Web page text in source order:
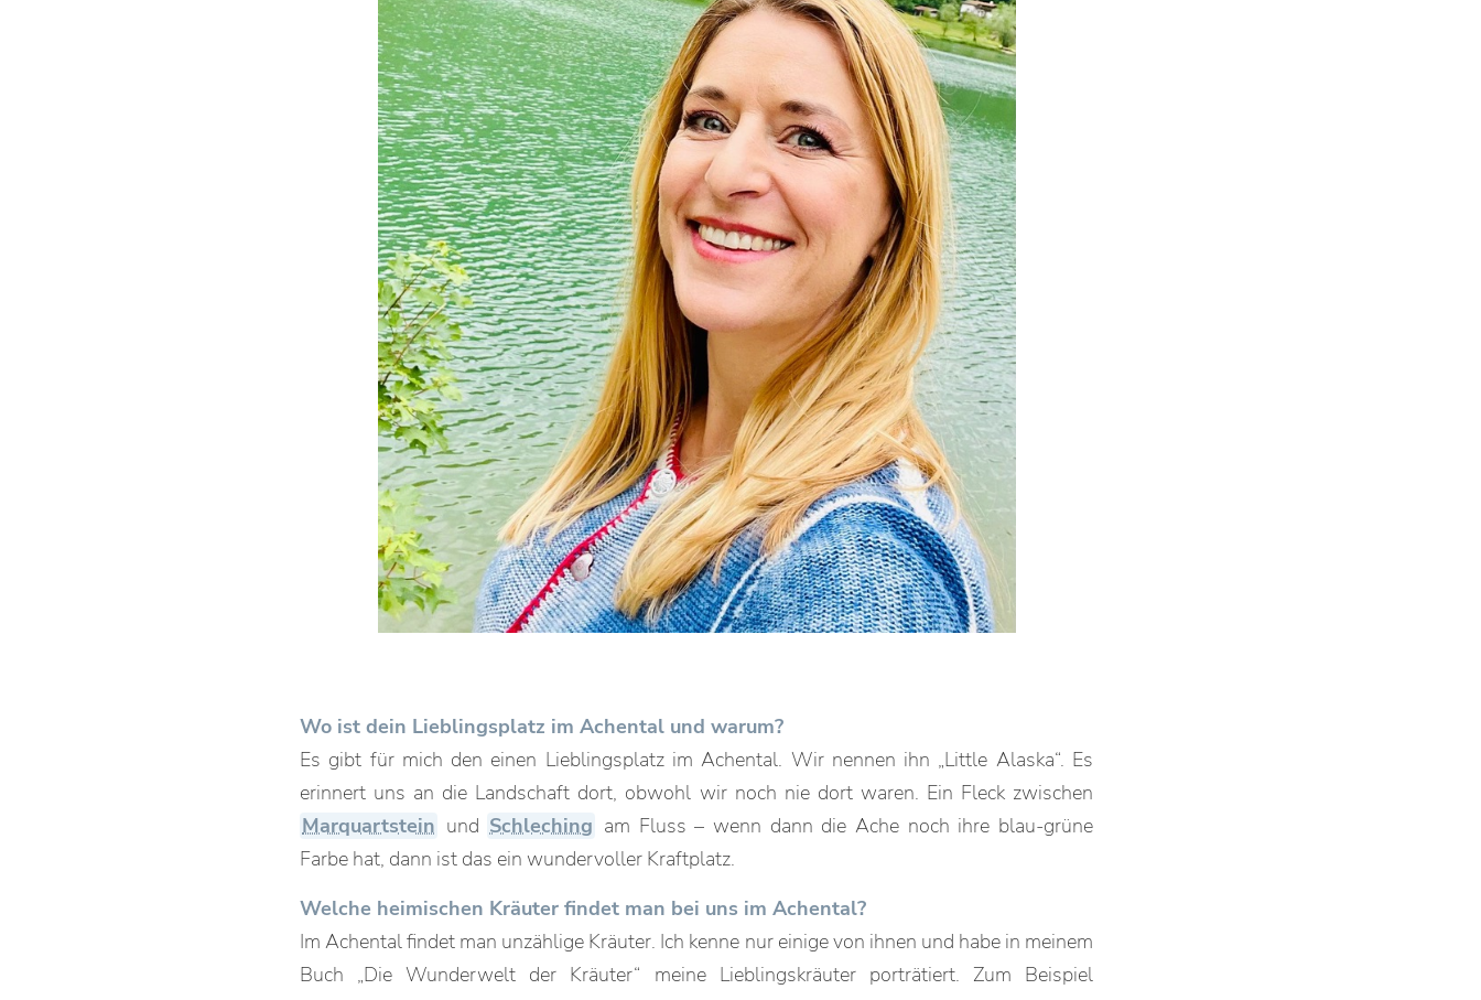
Wo ist dein Lieblingsplatz im Achental und warum?
Es gibt für mich den einen Lieblingsplatz im Achental. Wir nennen ihn „Little Alaska“. Es
erinnert uns an die Landschaft dort, obwohl wir noch nie dort waren. Ein Fleck zwischen
Marquartstein und Schleching am Fluss – wenn dann die Ache noch ihre blau-grüne
Farbe hat, dann ist das ein wundervoller Kraftplatz.
Welche heimischen Kräuter findet man bei uns im Achental?
Im Achental findet man unzählige Kräuter. Ich kenne nur einige von ihnen und habe in meinem
Buch „Die Wunderwelt der Kräuter“ meine Lieblingskräuter porträtiert. Zum Beispiel